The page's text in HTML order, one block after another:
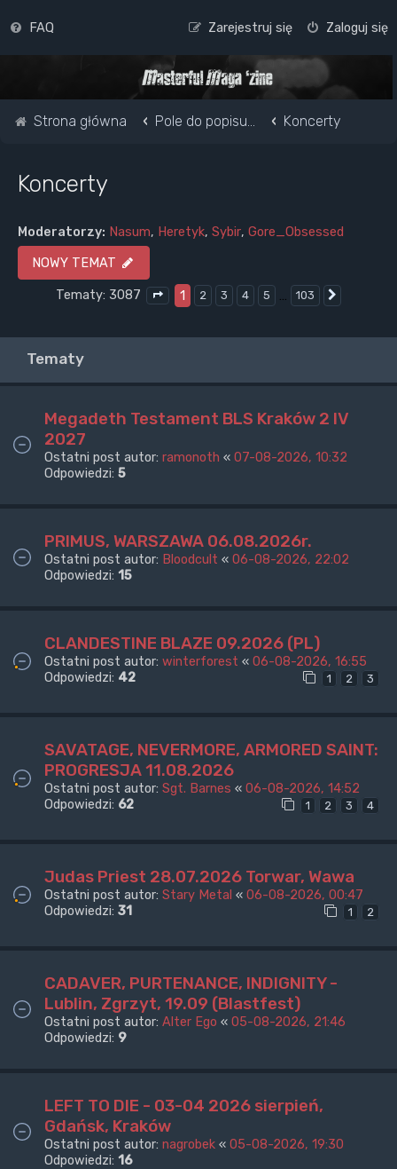
FAQ Zaloguj się
Zarejestruj się
Strona główna Pole do popisu... Koncerty
Koncerty
Moderatorzy: Nasum, Heretyk, Sybir, Gore_Obsessed
NOWY TEMAT
Tematy: 3087
Strona1 z103
1 2 3 4 5 … 103
Tematy
Megadeth Testament BLS Kraków 2 IV
2027
Ostatni post autor: ramonoth « 07-08-2026, 10:32
Odpowiedzi: 5
PRIMUS, WARSZAWA 06.08.2026r.
Ostatni post autor: Bloodcult « 06-08-2026, 22:02
Odpowiedzi: 15
CLANDESTINE BLAZE 09.2026 (PL)
Ostatni post autor: winterforest « 06-08-2026, 16:55
Odpowiedzi: 42 1 2 3
SAVATAGE, NEVERMORE, ARMORED SAINT:
PROGRESJA 11.08.2026
Ostatni post autor: Sgt. Barnes « 06-08-2026, 14:52
Odpowiedzi: 62 1 2 3 4
Judas Priest 28.07.2026 Torwar, Wawa
Ostatni post autor: Stary Metal « 06-08-2026, 00:47
Odpowiedzi: 31 1 2
CADAVER, PURTENANCE, INDIGNITY -
Lublin, Zgrzyt, 19.09 (Blastfest)
Ostatni post autor: Alter Ego « 05-08-2026, 21:46
Odpowiedzi: 9
LEFT TO DIE - 03-04 2026 sierpień,
Gdańsk, Kraków
Ostatni post autor: nagrobek « 05-08-2026, 19:30
Odpowiedzi: 16